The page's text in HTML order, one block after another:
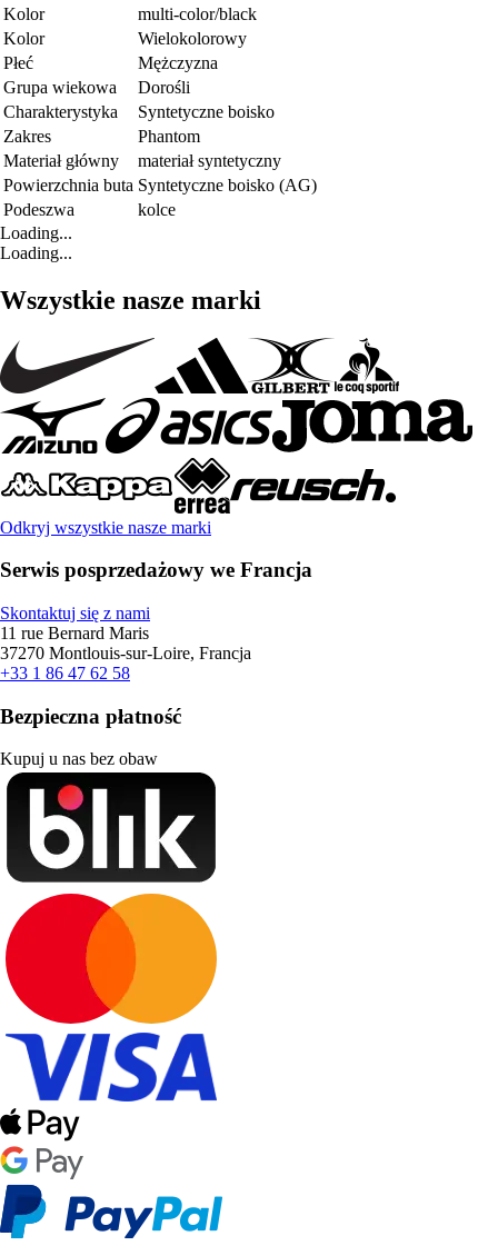
Kolor
multi-color/black
Kolor
Wielokolorowy
Płeć
Mężczyzna
Grupa wiekowa
Dorośli
Charakterystyka
Syntetyczne boisko
Zakres
Phantom
Materiał główny
materiał syntetyczny
Powierzchnia buta Syntetyczne boisko (AG)
Podeszwa
kolce
Loading...
Loading...
Wszystkie nasze marki
Odkryj wszystkie nasze marki
Serwis posprzedażowy we Francja
Skontaktuj się z nami
11 rue Bernard Maris
37270 Montlouis-sur-Loire, Francja
+33 1 86 47 62 58
Bezpieczna płatność
Kupuj u nas bez obaw